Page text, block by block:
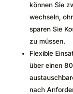
können Sie
wechseln,
sparen Sie
zu müssen.
Flexible
über einen
nach